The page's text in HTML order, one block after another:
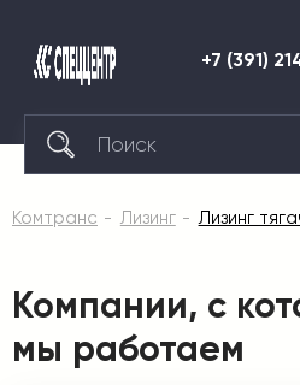
+7 (391)
Комтранс Лизинг Лизинг
Компании, с
мы работаем